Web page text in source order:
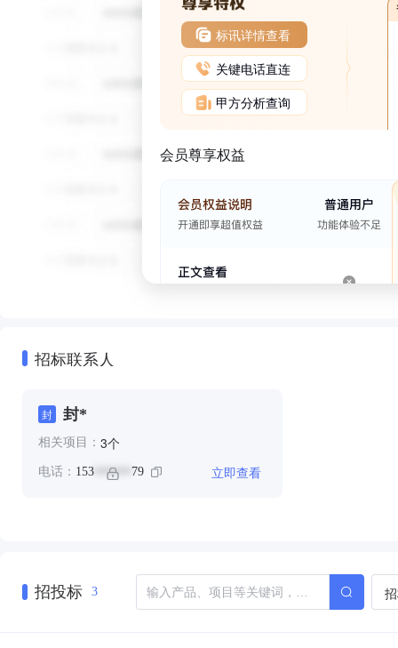
标讯详情查看
关键电话直连
甲方分析查询
会员尊享权益
招标联系人
封 封*
相关项目： 3个
电话： 153 ****** 79 立即查看
招投标 3